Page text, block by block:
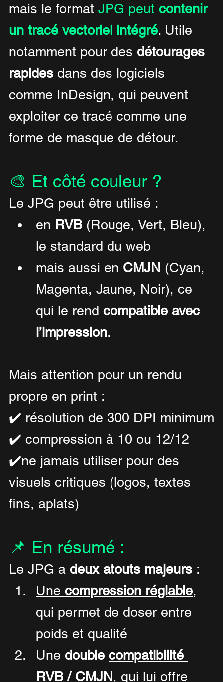
mais le format JPG peut contenir
un tracé vectoriel intégré. Utile
notamment pour des détourages
rapides dans des logiciels
comme InDesign, qui peuvent
exploiter ce tracé comme une
forme de masque de détour.
🎨 Et côté couleur ?
Le JPG peut être utilisé :
en RVB (Rouge, Vert, Bleu),
le standard du web
mais aussi en CMJN (Cyan,
Magenta, Jaune, Noir), ce
qui le rend compatible avec
l’impression.
Mais attention pour un rendu
propre en print :
✔️ résolution de 300 DPI minimum
✔️ compression à 10 ou 12/12
✔️ne jamais utiliser pour des
visuels critiques (logos, textes
fins, aplats)
📌 En résumé :
Le JPG a deux atouts majeurs :
Une compression réglable,
qui permet de doser entre
poids et qualité
Une double compatibilité
RVB / CMJN, qui lui offre